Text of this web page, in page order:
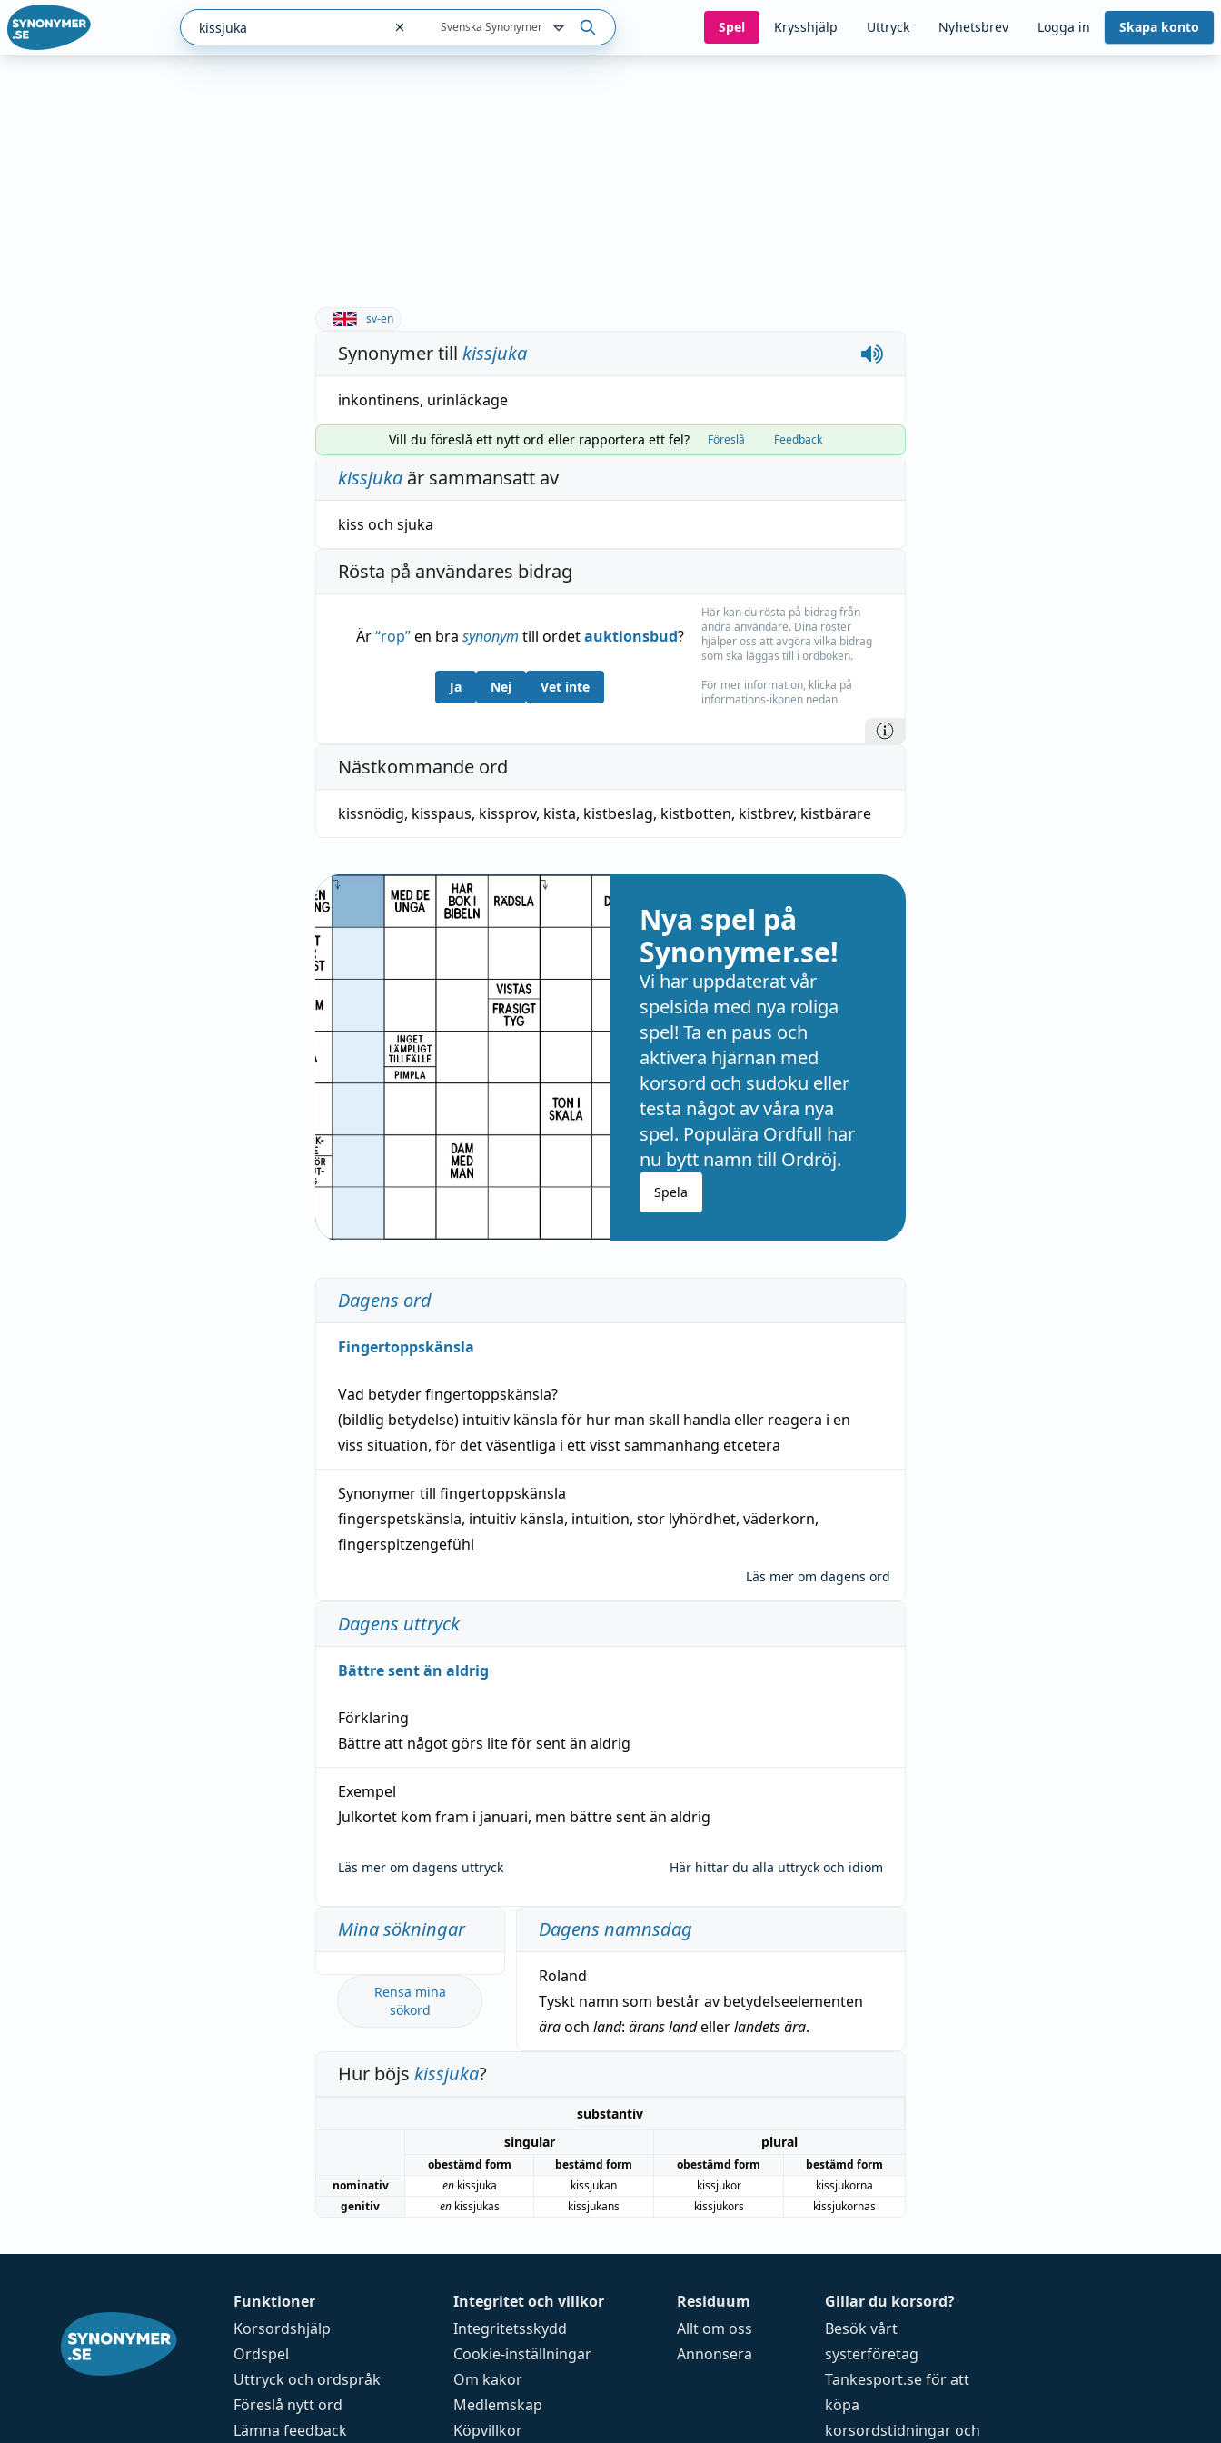
Svenska Synonymer Spel Krysshjälp Uttryck Nyhetsbrev Logga in Skapa konto
sv-en
Synonymer till kissjuka
inkontinens, urinläckage
Vill du föreslå ett nytt ord eller rapportera ett fel? Föreslå Feedback
kissjuka är sammansatt av
kiss och sjuka
Rösta på användares bidrag
Är“rop”en bra synonym till ordetauktionsbud?
Ja Nej Vet inte
Här kan du rösta på bidrag från
andra användare. Dina röster
hjälper oss att avgöra vilka bidrag
som ska läggas till i ordboken.
För mer information, klicka på
informations-ikonen nedan.
Nästkommande ord
kissnödig, kisspaus, kissprov, kista, kistbeslag, kistbotten, kistbrev, kistbärare
Nya spel på
Synonymer.se!
Vi har uppdaterat vår
spelsida med nya roliga
spel! Ta en paus och
aktivera hjärnan med
korsord och sudoku eller
testa något av våra nya
spel. Populära Ordfull har
nu bytt namn till Ordröj.
Spela
Dagens ord
Fingertoppskänsla
Vad betyderfingertoppskänsla?
(bildlig betydelse) intuitiv känsla för hur man skall handla eller reagera i en
viss situation, för det väsentliga i ett visstsammanhang etcetera
Synonymer till fingertoppskänsla
fingerspetskänsla, intuitiv känsla, intuition, stor lyhördhet, väderkorn,
fingerspitzengefühl
Läs mer om dagens ord
Dagens uttryck
Bättre sent än aldrig
Förklaring
Bättre att något görs lite för sent än aldrig
Exempel
Julkortet kom fram i januari, men bättre sent än aldrig
Läs mer om dagens uttryck Här hittar du alla uttryck och idiom
Mina sökningar
Rensa mina
sökord
Dagens namnsdag
Roland
Tyskt namn som består av betydelseelementen
äraoch land: ärans landellerlandets ära.
Hur böjs kissjuka?
substantiv
singular
plural
obestämd form bestämd form obestämd form
bestämd form
nominativ
enkissjuka kissjukan kissjukor
kissjukorna
genitiv
enkissjukas kissjukans kissjukors kissjukornas
Funktioner
Korsordshjälp
Ordspel
Uttryck och ordspråk
Föreslå nytt ord
Lämna feedback
Integritet och villkor
Integritetsskydd
Cookie-inställningar
Om kakor
Medlemskap
Köpvillkor
Residuum
Allt om oss
Annonsera
Gillar du korsord?
Besök vårt
systerföretag
Tankesport.seför att
köpa
korsordstidningar och